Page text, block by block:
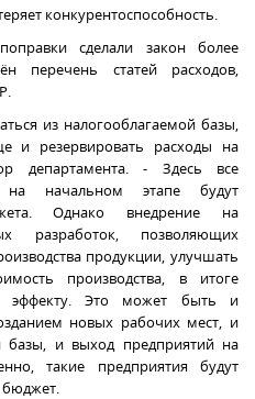
конкурентоспособность.
сделали закон более
перечень статей расходов,
из налогооблагаемой базы,
и резервировать расходы на
департамента. - Здесь все
на начальном этапе будут
Однако внедрение на
разработок, позволяющих
продукции, улучшать
производства, в итоге
эффекту. Это может быть и
новых рабочих мест, и
базы, и выход предприятий на
такие предприятия будут
бюджет.